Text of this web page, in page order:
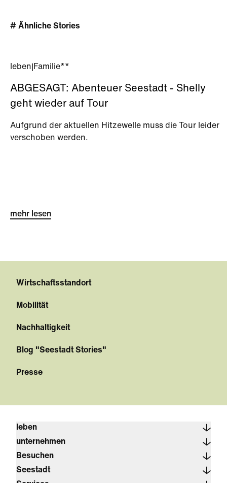
# Ähnliche Stories
leben Familie**
ABGESAGT: Abenteuer Seestadt - Shelly
geht wieder auf Tour
Aufgrund der aktuellen Hitzewelle muss die Tour leider
verschoben werden.
mehr lesen
Wirtschaftsstandort
Mobilität
Nachhaltigkeit
Blog "Seestadt Stories"
Presse
leben
unternehmen
Besuchen
Seestadt